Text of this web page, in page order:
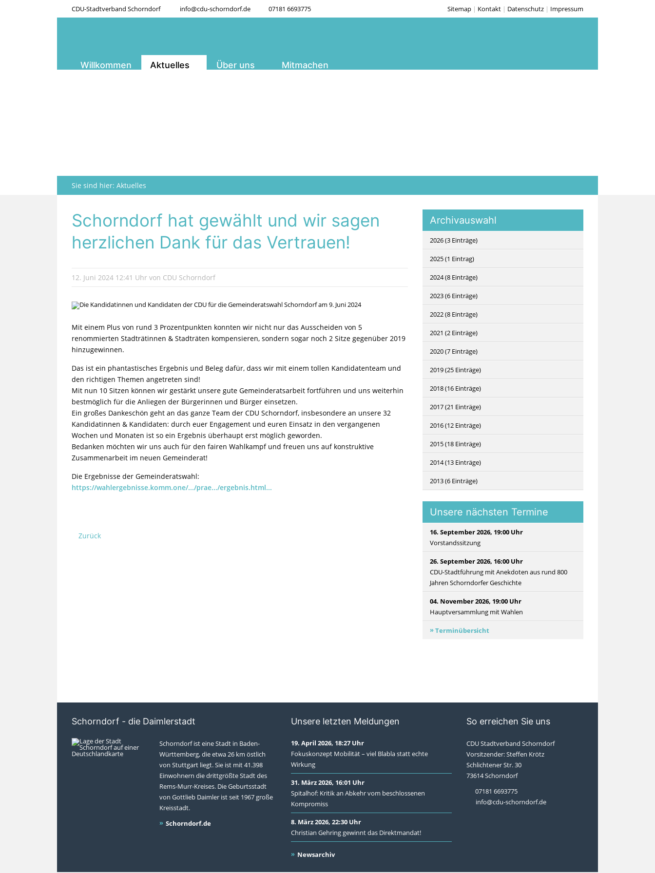
CDU-Stadtverband Schorndorf info@cdu-schorndorf.de 07181 6693775 Sitemap | Kontakt | Datenschutz | Impressum
Willkommen Aktuelles Über uns Mitmachen
Sie sind hier: Aktuelles
Schorndorf hat gewählt und wir sagen
herzlichen Dank für das Vertrauen!
12. Juni 2024 12:41 Uhr von CDU Schorndorf
Mit einem Plus von rund 3 Prozentpunkten konnten wir nicht nur das Ausscheiden von 5
renommierten Stadträtinnen & Stadträten kompensieren, sondern sogar noch 2 Sitze gegenüber 2019
hinzugewinnen.
Das ist ein phantastisches Ergebnis und Beleg dafür, dass wir mit einem tollen Kandidatenteam und
den richtigen Themen angetreten sind!
Mit nun 10 Sitzen können wir gestärkt unsere gute Gemeinderatsarbeit fortführen und uns weiterhin
bestmöglich für die Anliegen der Bürgerinnen und Bürger einsetzen.
Ein großes Dankeschön geht an das ganze Team der CDU Schorndorf, insbesondere an unsere 32
Kandidatinnen & Kandidaten: durch euer Engagement und euren Einsatz in den vergangenen
Wochen und Monaten ist so ein Ergebnis überhaupt erst möglich geworden.
Bedanken möchten wir uns auch für den fairen Wahlkampf und freuen uns auf konstruktive
Zusammenarbeit im neuen Gemeinderat!
Die Ergebnisse der Gemeinderatswahl:
https://wahlergebnisse.komm.one/.../prae.../ergebnis.html...
Zurück
Archivauswahl
2026 (3 Einträge)
2025 (1 Eintrag)
2024 (8 Einträge)
2023 (6 Einträge)
2022 (8 Einträge)
2021 (2 Einträge)
2020 (7 Einträge)
2019 (25 Einträge)
2018 (16 Einträge)
2017 (21 Einträge)
2016 (12 Einträge)
2015 (18 Einträge)
2014 (13 Einträge)
2013 (6 Einträge)
Unsere nächsten Termine
16. September 2026, 19:00 Uhr
Vorstandssitzung
26. September 2026, 16:00 Uhr
CDU-Stadtführung mit Anekdoten aus rund 800
Jahren Schorndorfer Geschichte
04. November 2026, 19:00 Uhr
Hauptversammlung mit Wahlen
Terminübersicht
Schorndorf - die Daimlerstadt
Schorndorf ist eine Stadt in Baden-
Württemberg, die etwa 26 km östlich
von Stuttgart liegt. Sie ist mit 41.398
Einwohnern die drittgrößte Stadt des
Rems-Murr-Kreises. Die Geburtsstadt
von Gottlieb Daimler ist seit 1967 große
Kreisstadt.
Schorndorf.de
Unsere letzten Meldungen
19. April 2026, 18:27 Uhr
Fokuskonzept Mobilität – viel Blabla statt echte
Wirkung
31. März 2026, 16:01 Uhr
Spitalhof: Kritik an Abkehr vom beschlossenen
Kompromiss
8. März 2026, 22:30 Uhr
Christian Gehring gewinnt das Direktmandat!
Newsarchiv
So erreichen Sie uns
CDU Stadtverband Schorndorf
Vorsitzender: Steffen Krötz
Schlichtener Str. 30
73614 Schorndorf
07181 6693775
info@cdu-schorndorf.de